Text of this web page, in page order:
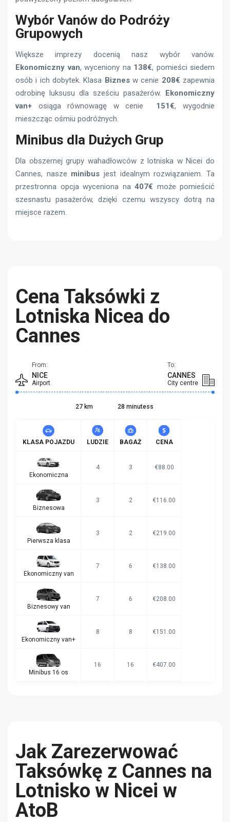
Wybór Vanów do Podróży
Grupowych
Większe imprezy docenią nasz wybór vanów.
Ekonomiczny van, wyceniony na 138€, pomieści siedem
osób i ich dobytek. Klasa Biznesw cenie 208€ zapewnia
odrobinę luksusu dla sześciu pasażerów. Ekonomiczny
van+ osiąga równowagę w cenie 151€, wygodnie
mieszcząc ośmiu podróżnych.
Minibus dla Dużych Grup
Dla obszernej grupy wahadłowców z lotniska w Nicei do
Cannes, nasze minibus jest idealnym rozwiązaniem. Ta
przestronna opcja wyceniona na 407€ może pomieścić
szesnastu pasażerów, dzięki czemu wszyscy dotrą na
miejsce razem.
Cena Taksówki z
Lotniska Nicea do
Cannes
From:
NICE
Airport
To:
CANNES
City centre
27 km 28 minutess
KLASA POJAZDU LUDZIE BAGAŻ CENA
Ekonomiczna
4 3 €88.00
Biznesowa
3 2 €116.00
Pierwsza klasa
3 2 €219.00
Ekonomiczny van
7 6 €138.00
Biznesowy van
7 6 €208.00
Ekonomiczny van+
8 8 €151.00
Minibus 16 os
16 16 €407.00
Jak Zarezerwować
Taksówkę z Cannes na
Lotnisko w Nicei w
AtoB